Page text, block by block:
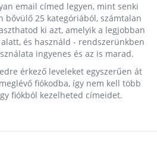
email címed legyen, mint senki
bővülő 25 kategóriából, számtalan
ki azt, amelyik a legjobban
és használd - rendszerünkben
ingyenes és az is marad.
érkező leveleket egyszerűen át
fiókodba, így nem kell több
fiókból kezelheted címeidet.